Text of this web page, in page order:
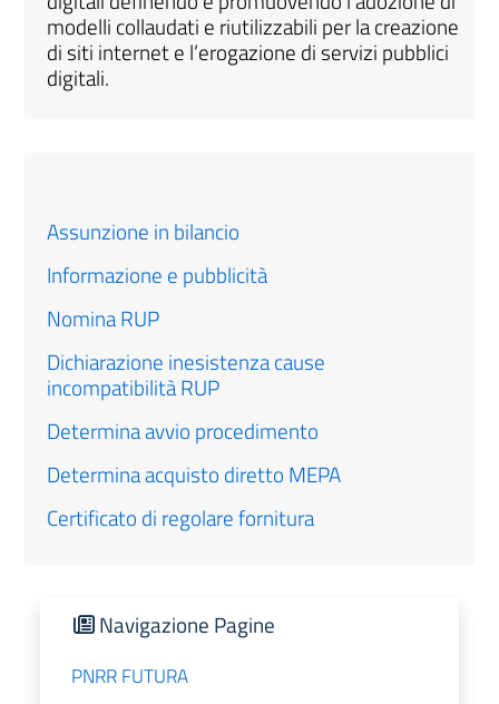
modelli collaudati e riutilizzabili per la creazione
di siti internet e l’erogazione di servizi pubblici
digitali.
Assunzione in bilancio
Informazione e pubblicità
Nomina RUP
Dichiarazione inesistenza cause
incompatibilità RUP
Determina avvio procedimento
Determina acquisto diretto MEPA
Certificato di regolare fornitura
Navigazione Pagine
PNRR FUTURA